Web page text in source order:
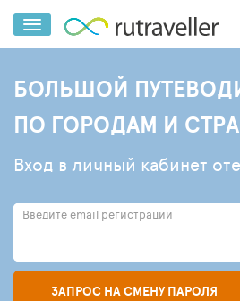
БОЛЬШОЙ
ПО ГОРОДАМ И
Вход в личный кабинет
Введите email регистрации
ЗАПРОС НА СМЕНУ ПАРОЛЯ